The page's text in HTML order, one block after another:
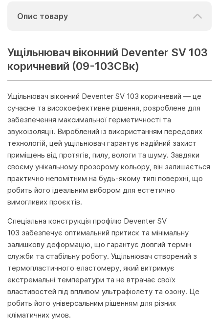
Опис товару
Ущільнювач віконний Deventer SV 103
коричневий (09-103СВк)
Ущільнювач віконний Deventer SV 103 коричневий — це
сучасне та високоефективне рішення, розроблене для
забезпечення максимальної герметичності та
звукоізоляції. Вироблений із використанням передових
технологій, цей ущільнювач гарантує надійний захист
приміщень від протягів, пилу, вологи та шуму. Завдяки
своєму унікальному прозорому кольору, він залишається
практично непомітним на будь-якому типі поверхні, що
робить його ідеальним вибором для естетично
вимогливих проєктів.
Спеціальна конструкція профілю Deventer SV
103 забезпечує оптимальний притиск та мінімальну
залишкову деформацію, що гарантує довгий термін
служби та стабільну роботу. Ущільнювач створений з
термопластичного еластомеру, який витримує
екстремальні температури та не втрачає своїх
властивостей під впливом ультрафіолету та озону. Це
робить його універсальним рішенням для різних
кліматичних умов.